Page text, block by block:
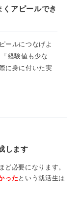
アピールでき
ールにつなげよ
経験値も少な
に身に付いた実
します
ど必要になります。
った という就活生は